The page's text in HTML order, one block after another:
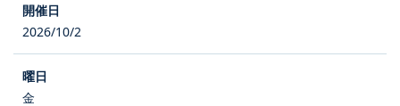
2026/10/2
金